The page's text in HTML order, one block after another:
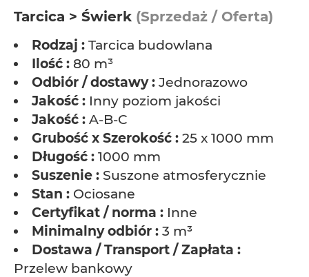
Tarcica > Świerk (Sprzedaż / Oferta)
Rodzaj : Tarcica budowlana
Ilość : 80 m³
Odbiór / dostawy : Jednorazowo
Jakość : Inny poziom jakości
Jakość : A-B-C
Grubość x Szerokość : 25 x 1000 mm
Długość : 1000 mm
Suszenie : Suszone atmosferycznie
Stan : Ociosane
Certyfikat / norma : Inne
Minimalny odbiór : 3 m³
Dostawa / Transport / Zapłata :
Przelew bankowy